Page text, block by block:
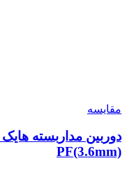
مقایسه
PF(3.6mm)